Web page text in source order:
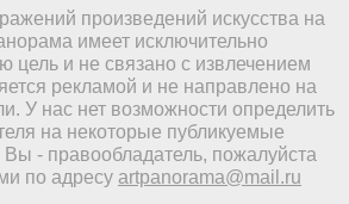
произведений искусства на
имеет исключительно
цель и не связано с извлечением
рекламой и не направлено на
У нас нет возможности определить
на некоторые публикуемые
- правообладатель, пожалуйста
по адресу artpanorama@mail.ru